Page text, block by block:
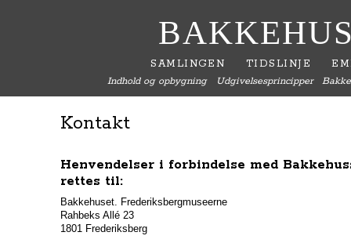
SAMLINGEN TIDSLINJE
Indhold og opbygning Udgivelsesprincipper
Kontakt
Henvendelser i forbindelse med
rettes til:
Bakkehuset. Frederiksbergmuseerne
Rahbeks Allé 23
1801 Frederiksberg